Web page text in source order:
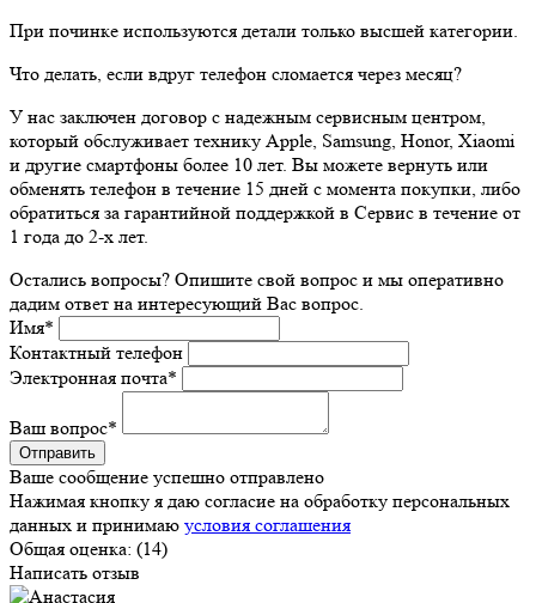
При починке используются детали только высшей категории.
Что делать, если вдруг телефон сломается через месяц?
У нас заключен договор с надежным сервисным центром,
который обслуживает технику Apple, Samsung, Honor, Xiaomi
и другие смартфоны более 10 лет. Вы можете вернуть или
обменять телефон в течение 15 дней с момента покупки, либо
обратиться за гарантийной поддержкой в Сервис в течение от
1 года до 2-х лет.
Остались вопросы? Опишите свой вопрос и мы оперативно
дадим ответ на интересующий Вас вопрос.
Имя*
Контактный телефон
Электронная почта*
Ваш вопрос*
Ваше сообщение успешно отправлено
Нажимая кнопку я даю согласие на обработку персональных
данных и принимаю условия соглашения
Общая оценка: (14)
Написать отзыв